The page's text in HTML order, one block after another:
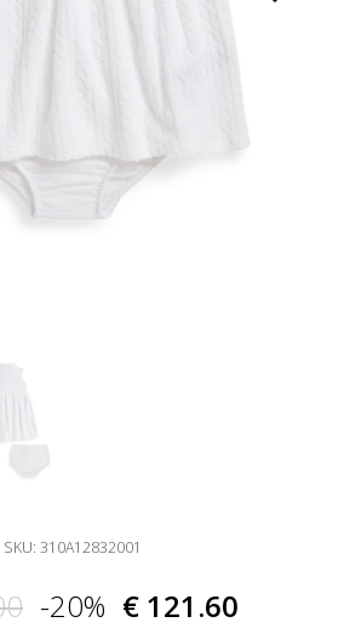
SKU: 310A12832001
-20% € 121.60